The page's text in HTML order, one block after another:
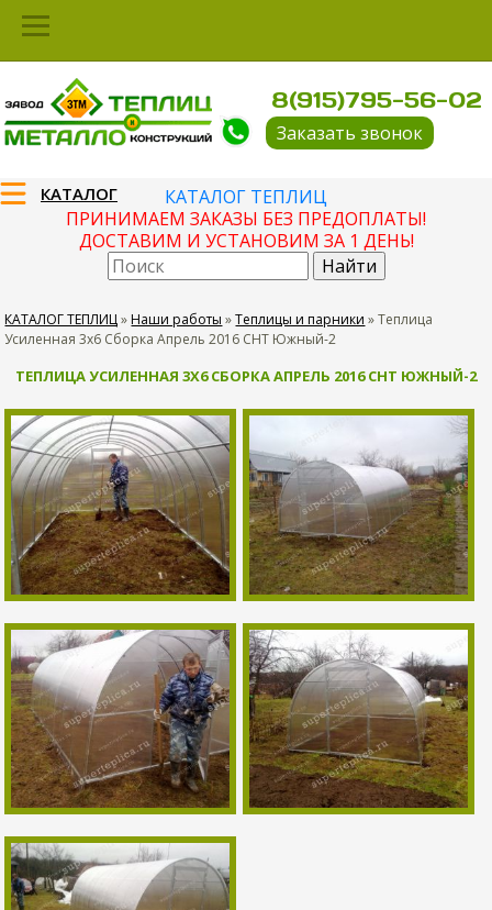
8(915)795-56-02
Заказать звонок
КАТАЛОГ
КАТАЛОГ ТЕПЛИЦ
ПРИНИМАЕМ ЗАКАЗЫ БЕЗ ПРЕДОПЛАТЫ!
ДОСТАВИМ И УСТАНОВИМ ЗА 1 ДЕНЬ!
КАТАЛОГ ТЕПЛИЦ» Наши работы »Теплицы и парники »Теплица
Усиленная 3х6 Сборка Апрель 2016 СНТ Южный-2
ТЕПЛИЦА УСИЛЕННАЯ 3Х6 СБОРКА АПРЕЛЬ 2016 СНТ ЮЖНЫЙ-2